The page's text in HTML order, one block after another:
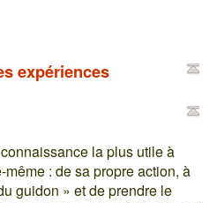
expériences
la plus utile à
même : de sa propre action, à
guidon » et de prendre le